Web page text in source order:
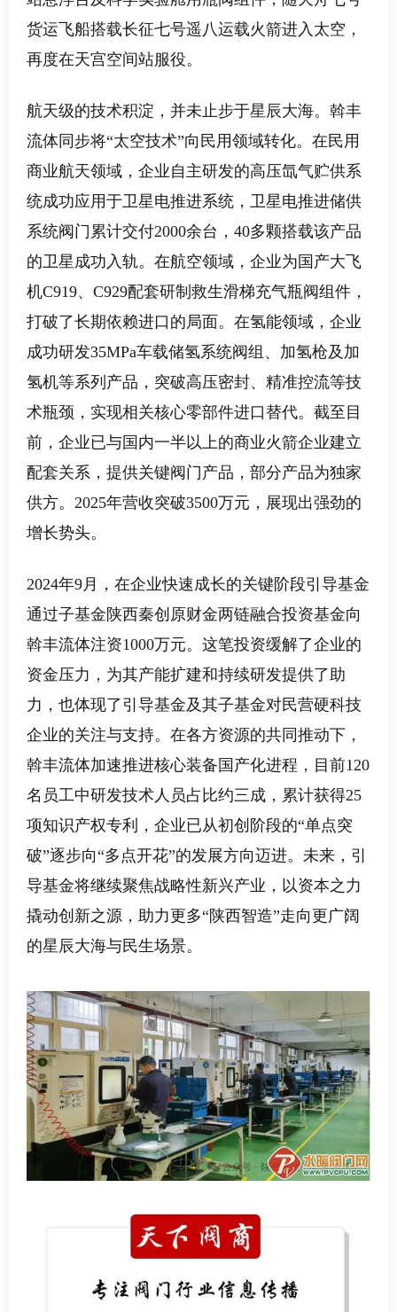
货运飞船搭载长征七号遥八运载火箭进入太空，
再度在天宫空间站服役。
航天级的技术积淀，并未止步于星辰大海。斡丰
流体同步将“太空技术”向民用领域转化。在民用
商业航天领域，企业自主研发的高压氙气贮供系
统成功应用于卫星电推进系统，卫星电推进储供
系统阀门累计交付2000余台， 40多颗搭载该产品
的卫星成功入轨。在航空领域，企业为国产大飞
机C919、 C929配套研制救生滑梯充气瓶阀组件，
打破了长期依赖进口的局面。在氢能领域，企业
成功研发35MPa车载储氢系统阀组、加氢枪及加
氢机等系列产品，突破高压密封、精准控流等技
术瓶颈，实现相关核心零部件进口替代。截至目
前，企业已与国内一半以上的商业火箭企业建立
配套关系，提供关键阀门产品，部分产品为独家
供方。 2025年营收突破3500万元，展现出强劲的
增长势头。
2024年9月，在企业快速成长的关键阶段引导基金
通过子基金陕西秦创原财金两链融合投资基金向
斡丰流体注资1000万元。这笔投资缓解了企业的
资金压力，为其产能扩建和持续研发提供了助
力，也体现了引导基金及其子基金对民营硬科技
企业的关注与支持。在各方资源的共同推动下，
斡丰流体加速推进核心装备国产化进程，目前120
名员工中研发技术人员占比约三成，累计获得25
项知识产权专利，企业已从初创阶段的“单点突
破”逐步向“多点开花”的发展方向迈进。未来，引
导基金将继续聚焦战略性新兴产业，以资本之力
撬动创新之源，助力更多“陕西智造”走向更广阔
的星辰大海与民生场景。